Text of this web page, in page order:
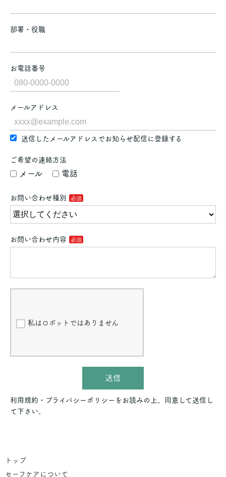
部署・役職
お電話番号
メールアドレス
送信したメールアドレスでお知らせ配信に登録する
ご希望の連絡方法
メール 電話
お問い合わせ種別
お問い合わせ内容
私はロボットではありません
送信
利用規約・プライバシーポリシーをお読みの上、同意して送信し
て下さい。
トップ
セーフケアについて